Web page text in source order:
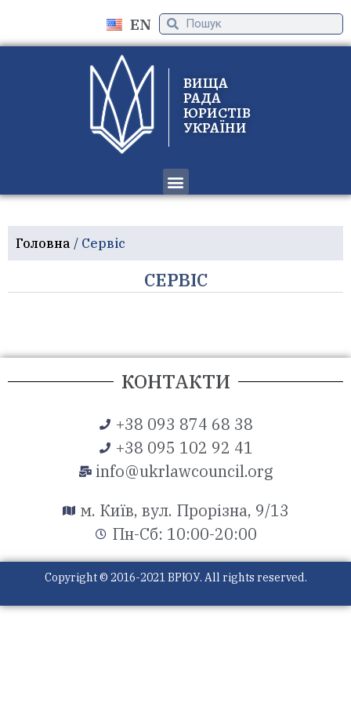
EN
ВИЩА
РАДА
ЮРИСТІВ
УКРАЇНИ
Головна / Сервіс
СЕРВІС
КОНТАКТИ
+38 093 874 68 38
+38 095 102 92 41
info@ukrlawcouncil.org
м. Київ, вул. Прорізна, 9/13
Пн-Сб: 10:00-20:00
Copyright © 2016-2021 ВРЮУ. All rights reserved.